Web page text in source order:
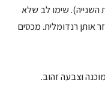
השנייה). שימו לב שלא
אותן רנדומלית. מכסים